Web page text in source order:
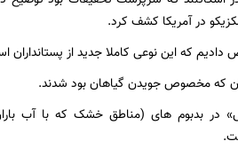
در آمریکا کشف کرد.
که این نوعی کاملا جدید از
که مخصوص جویدن گیاهان بود شدند.
در بدبوم های (مناطق خشک که با آب